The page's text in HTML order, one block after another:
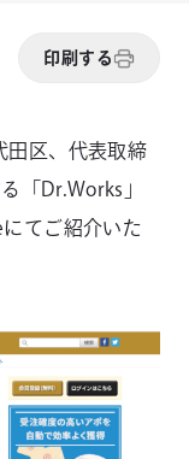
印刷する
田区、代表取締
「Dr.Works」
てご紹介いた